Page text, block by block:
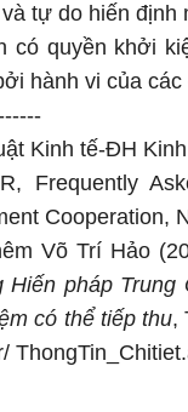
tự do hiến định
có quyền khởi
hành vi của
Kinh tế-ĐH
Frequently
Cooperation,
Võ Trí Hảo
Hiến pháp
có thể tiếp thu,